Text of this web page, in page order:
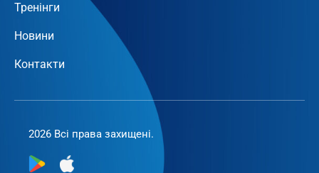
Тренінги
Новини
Контакти
2026 Всі права захищені.